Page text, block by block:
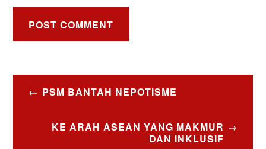
PostPSM BANTAH NEPOTISME
KE ARAH ASEAN YANG MAKMUR
DAN INKLUSIF